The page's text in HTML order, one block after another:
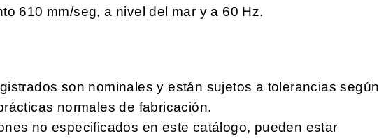
610 mm/seg, a nivel del mar y a 60 Hz.
son nominales y están sujetos a tolerancias según
normales de fabricación.
no especificados en este catálogo, pueden estar